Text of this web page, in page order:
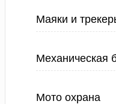
Маяки и
Механическая
Мото охрана